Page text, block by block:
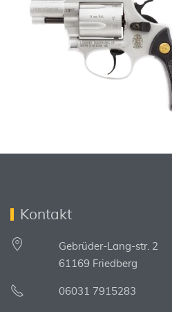
Kontakt
Gebrüder-Lang-str. 2
61169 Friedberg
06031 7915283